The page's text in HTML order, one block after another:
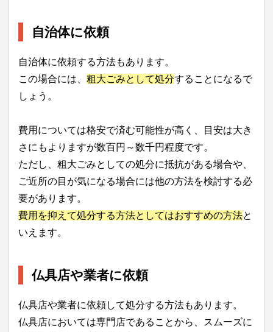
自治体に依頼
自治体に依頼する方法もあります。
この場合には、 粗大ごみとして処分することになるで
しょう。
費用については格安で済む可能性が高く、目安は大き
さにもよりますが数百円～数千円程度です。
ただし、粗大ごみとしての処分に抵抗がある場合や、
ご近所の目が気になる場合には他の方法を検討する必
要があります。
費用を抑えて処分する方法としてはおすすめの方法と
いえます。
仏具店や業者に依頼
仏具店や業者に依頼して処分する方法もあります。
仏具店においては専門店であることから、スムーズに